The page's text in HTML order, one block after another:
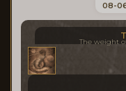
08-
The weight